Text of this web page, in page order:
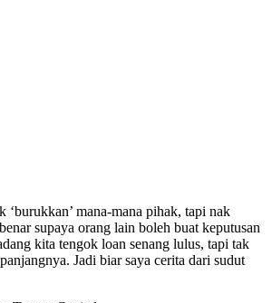
‘burukkan’ mana-mana pihak, tapi nak
supaya orang lain boleh buat keputusan
kita tengok loan senang lulus, tapi tak
Jadi biar saya cerita dari sudut